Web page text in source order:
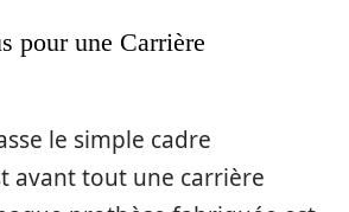
pour une Carrière
le simple cadre
avant tout une carrière